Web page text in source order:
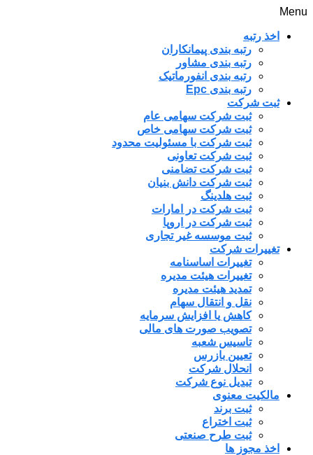
Menu
اخذ رتبه
رتبه بندی پیمانکاران
رتبه بندی مشاور
رتبه بندی انفورماتیک
رتبه بندی Epc
ثبت شرکت
ثبت شرکت سهامی عام
ثبت شرکت سهامی خاص
ثبت شرکت با مسئولیت محدود
ثبت شرکت تعاونی
ثبت شرکت تضامنی
ثبت شرکت دانش بنیان
ثبت هلدینگ
ثبت شرکت در امارات
ثبت شرکت در اروپا
ثبت موسسه غیر تجاری
تغییرات شرکت
تغییرات اساسنامه
تغییرات هیئت مدیره
تمدید هیئت مدیره
نقل و انتقال سهام
کاهش یا افزایش سرمایه
تصویب صورت های مالی
تاسیس شعبه
تعیین بازرس
انحلال شرکت
تبدیل نوع شرکت
مالکیت معنوی
ثبت برند
ثبت اختراع
ثبت طرح صنعتی
اخذ مجوز ها